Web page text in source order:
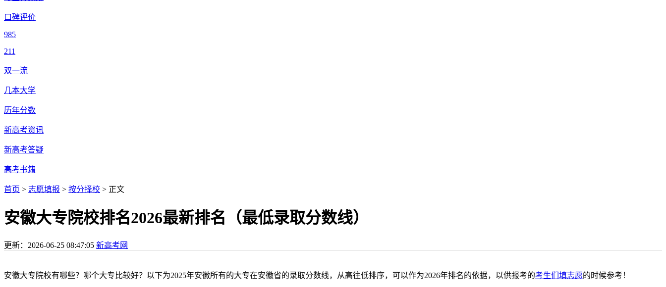
口碑评价
985
211
双一流
几本大学
历年分数
新高考资讯
新高考答疑
高考书籍
首页 > 志愿填报 > 按分择校 > 正文
安徽大专院校排名2026最新排名（最低录取分数线）
更新： 2026-06-25 08:47:05 新高考网
安徽大专院校有哪些？哪个大专比较好？以下为2025年安徽所有的大专在安徽省的录取分数线，从高往低排序，可以作为2026年排名的依据，以供报考的考生们填志愿的时候参考！